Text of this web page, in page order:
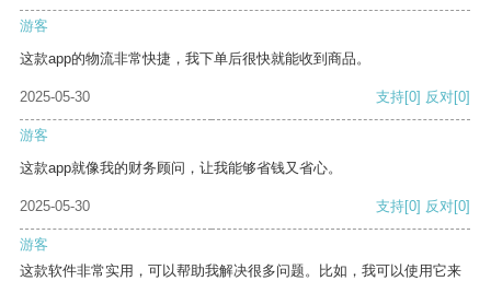
游客
这款app的物流非常快捷，我下单后很快就能收到商品。
2025-05-30 支持[0] 反对[0]
游客
这款app就像我的财务顾问，让我能够省钱又省心。
2025-05-30 支持[0] 反对[0]
游客
这款软件非常实用，可以帮助我解决很多问题。比如，我可以使用它来